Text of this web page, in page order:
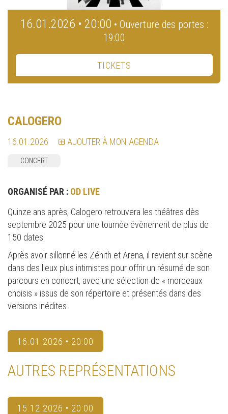
16.01.2026 • 20:00 • Ouverture des portes :
19:00
TICKETS
CALOGERO
16.01.2026 AJOUTER À MON AGENDA
CONCERT
ORGANISÉ PAR : OD LIVE
Quinze ans après, Calogero retrouvera les théâtres dès
septembre 2025 pour une tournée évènement de plus de
150 dates.
Après avoir sillonné les Zénith et Arena, il revient sur scène
dans des lieux plus intimistes pour offrir un résumé de son
parcours en concert, avec une sélection de « morceaux
choisis » issus de son répertoire et présentés dans des
versions inédites.
16.01.2026 • 20:00
AUTRES REPRÉSENTATIONS
15.12.2026 • 20:00